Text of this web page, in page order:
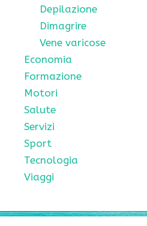
Depilazione
Dimagrire
Vene varicose
Economia
Formazione
Motori
Salute
Servizi
Sport
Tecnologia
Viaggi